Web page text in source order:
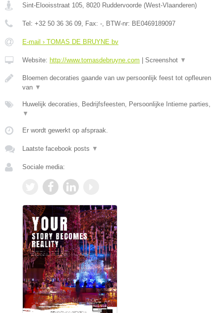
Sint-Elooisstraat 105, 8020 Ruddervoorde (West-Vlaanderen)
Tel: +32 50 36 36 09, Fax: -, BTW-nr: BE0469189097
E-mail › TOMAS DE BRUYNE bv
Website: http://www.tomasdebruyne.com Screenshot ▼
Bloemen decoraties gaande van uw persoonlijk feest tot opfleuren
van ▼
Huwelijk decoraties, Bedrijfsfeesten, Persoonlijke Intieme parties,
▼
Er wordt gewerkt op afspraak.
Laatste facebook posts ▼
Sociale media: